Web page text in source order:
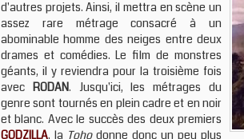
d'autres projets. Ainsi, il mettra en scène un
assez rare métrage consacré à un
abominable homme des neiges entre deux
drames et comédies. Le film de monstres
géants, il y reviendra pour la troisième fois
avec RODAN. Jusqu'ici, les métrages du
genre sont tournés en plein cadre et en noir
et blanc. Avec le succès des deux premiers
GODZILLA, la Tohodonne donc un peu plus